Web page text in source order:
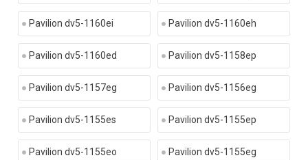
Pavilion dv5-1160ei Pavilion dv5-1160eh
Pavilion dv5-1160ed Pavilion dv5-1158ep
Pavilion dv5-1157eg Pavilion dv5-1156eg
Pavilion dv5-1155es Pavilion dv5-1155ep
Pavilion dv5-1155eo Pavilion dv5-1155eg